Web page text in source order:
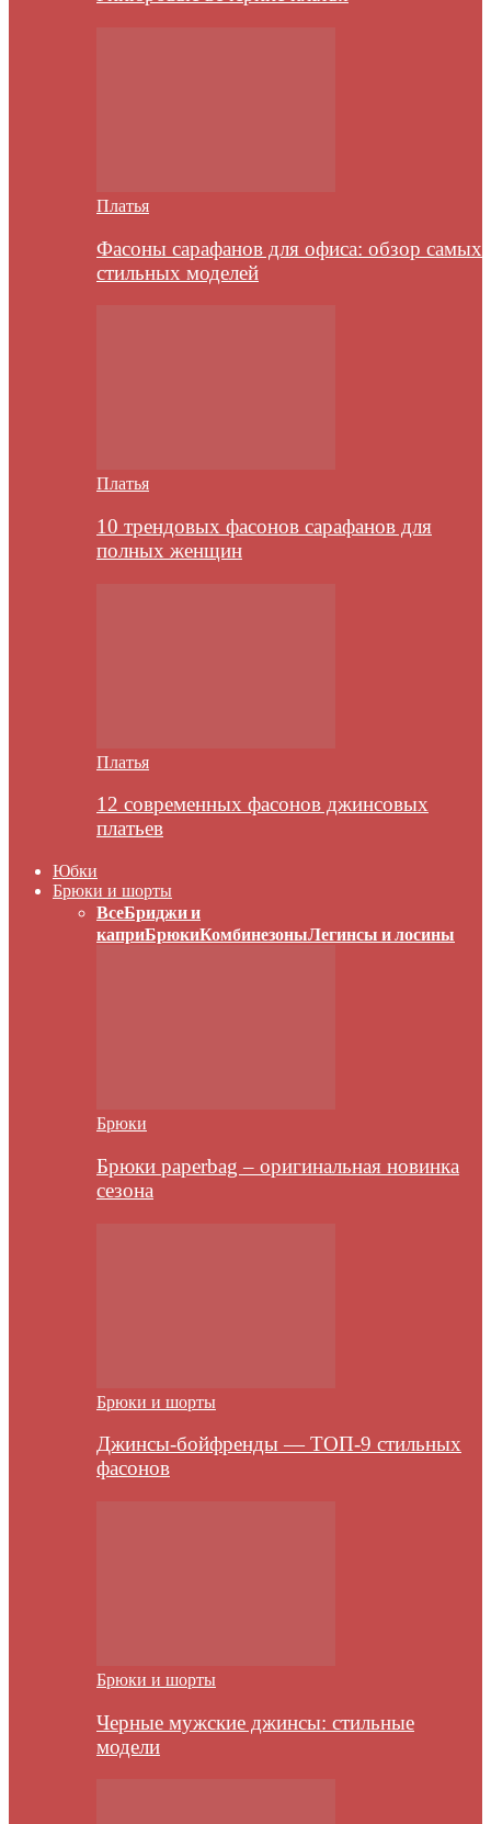
Платья
Фасоны сарафанов для офиса: обзор самых
стильных моделей
Платья
10 трендовых фасонов сарафанов для
полных женщин
Платья
12 современных фасонов джинсовых
платьев
Юбки
Брюки и шорты
ВсеБриджи и
каприБрюкиКомбинезоныЛегинсы и лосины
Брюки
Брюки paperbag – оригинальная новинка
сезона
Брюки и шорты
Джинсы-бойфренды — ТОП-9 стильных
фасонов
Брюки и шорты
Черные мужские джинсы: стильные
модели